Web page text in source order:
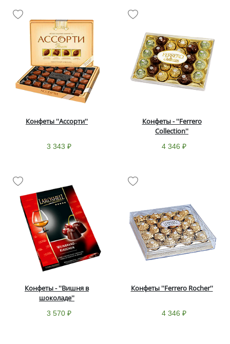
Конфеты ''Ассорти''
3 343 ₽
Конфеты - ''Ferrero
Collection''
4 346 ₽
Конфеты - ''Вишня в
шоколаде''
3 570 ₽
Конфеты ''Ferrero Rocher''
4 346 ₽